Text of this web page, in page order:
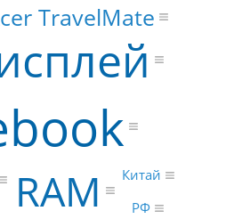
RAM
TravelMate
РФ
Китай